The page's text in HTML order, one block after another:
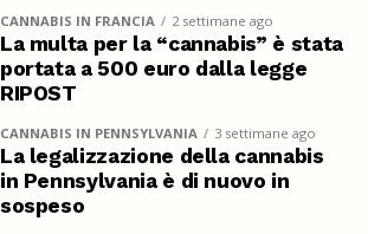
CANNABIS IN FRANCIA 2 settimane ago
La multa per la “cannabis” è stata
portata a 500 euro dalla legge
RIPOST
CANNABIS IN PENNSYLVANIA 3 settimane ago
La legalizzazione della cannabis
in Pennsylvania è di nuovo in
sospeso